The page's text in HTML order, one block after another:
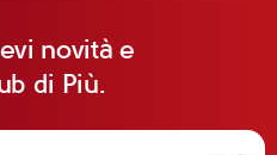
novità e
di Più.